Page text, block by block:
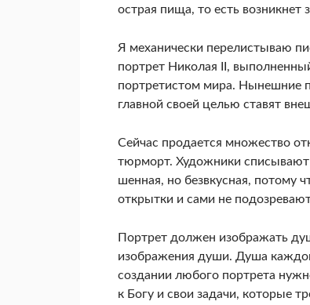
острая пища, то есть возникнет
Я механически перелистываю
портрет Николая II,
портретистом мира. Нынешние
главной своей целью ставят
Сейчас продается множество
тюрморт. Художники
шенная, но безвкусная, потому
открытки и сами не
Портрет должен изображать
изображения души. Душа
создании любого портрета
к Богу и свои задачи, которые